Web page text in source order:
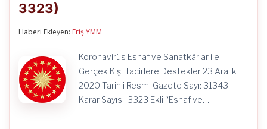
(Karar
3323)
için
3323)
Haberi Ekleyen: Eriş YMM
Koronavirüs Esnaf ve Sanatkârlar ile
Gerçek Kişi Tacirlere Destekler 23 Aralık
2020 Tarihli Resmi Gazete Sayı: 31343
Karar Sayısı: 3323 Ekli “Esnaf ve…